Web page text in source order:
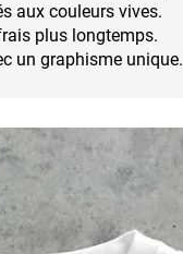
aux couleurs vives.
plus longtemps.
un graphisme unique.